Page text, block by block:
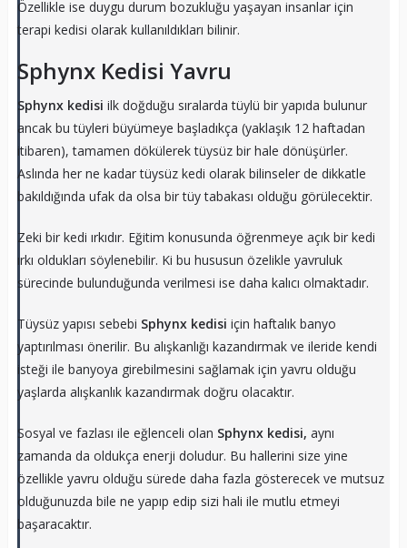
Özellikle ise duygu durum bozukluğu yaşayan insanlar için
terapi kedisi olarak kullanıldıkları bilinir.
Sphynx Kedisi Yavru
Sphynx kedisi ilk doğduğu sıralarda tüylü bir yapıda bulunur
ancak bu tüyleri büyümeye başladıkça (yaklaşık 12 haftadan
itibaren), tamamen dökülerek tüysüz bir hale dönüşürler.
Aslında her ne kadar tüysüz kedi olarak bilinseler de dikkatle
bakıldığında ufak da olsa bir tüy tabakası olduğu görülecektir.
Zeki bir kedi ırkıdır. Eğitim konusunda öğrenmeye açık bir kedi
ırkı oldukları söylenebilir. Ki bu hususun özelikle yavruluk
sürecinde bulunduğunda verilmesi ise daha kalıcı olmaktadır.
Tüysüz yapısı sebebi Sphynx kedisi için haftalık banyo
yaptırılması önerilir. Bu alışkanlığı kazandırmak ve ileride kendi
isteği ile banyoya girebilmesini sağlamak için yavru olduğu
yaşlarda alışkanlık kazandırmak doğru olacaktır.
Sosyal ve fazlası ile eğlenceli olan Sphynx kedisi, aynı
zamanda da oldukça enerji doludur. Bu hallerini size yine
özellikle yavru olduğu sürede daha fazla gösterecek ve mutsuz
olduğunuzda bile ne yapıp edip sizi hali ile mutlu etmeyi
başaracaktır.